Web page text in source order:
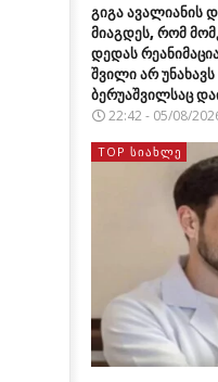
გიგა ავალიანის
მიაგდეს, რომ
დედას
შვილი არ უნახავს
ბერუაშვილსაც
22:42 - 05/08/
TOP ᲡᲘᲐᲮᲚᲔ